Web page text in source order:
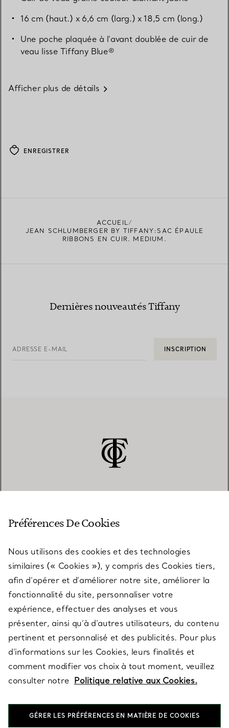
16 cm (haut.) x 6,6 cm (larg.) x 18,5 cm (long.)
Une poche plaquée à l’avant doublée de cuir de
veau lisse Tiffany Blue®
Afficher plus de détails
ENREGISTRER
ACCUEIL
JEAN SCHLUMBERGER BY TIFFANY:SAC ÉPAULE
RIBBONS EN CUIR. MEDIUM.
Dernières nouveautés Tiffany
ADRESSE E-MAIL INSCRIPTION
SERVICES
À PROPOS
QUESTIONS LÉGALES
SUIVEZ-NOUS
Préférences De Cookies
Nous utilisons des cookies et des technologies
similaires (« Cookies »), y compris des Cookies tiers,
afin d’opérer et d’améliorer notre site, améliorer la
fonctionnalité du site, personnaliser votre
expérience, effectuer des analyses et vous
présenter, ainsi qu’à d’autres utilisateurs, du contenu
pertinent et personnalisé et des publicités. Pour plus
d’informations sur les Cookies, leurs finalités et
comment modifier vos choix à tout moment, veuillez
consulter notre Politique relative aux Cookies.
GÉRER LES PRÉFÉRENCES EN MATIÈRE DE COOKIES